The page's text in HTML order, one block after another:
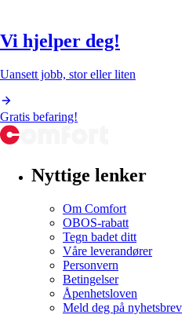
Vi hjelper deg!
Uansett jobb, stor eller liten
Gratis befaring!
Nyttige lenker
Om Comfort
OBOS-rabatt
Tegn badet ditt
Våre leverandører
Personvern
Betingelser
Åpenhetsloven
Meld deg på nyhetsbrev